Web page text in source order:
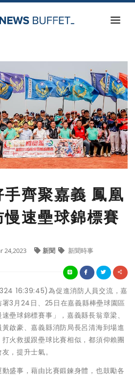
齊聚嘉義 鳳凰
速壘球錦標賽
24,2023 新聞 新聞時事
16:39:45)為促進消防人員交流，嘉
3月24日、25日在嘉義縣棒壘球園區
壘球錦標賽事」，嘉義縣長翁章梁、
啟豪、嘉義縣消防局長呂清海到場進
火救援跟壘球比賽相似，都須仰賴團
，提升士氣。
盛事，藉由比賽鍛鍊身體，也鼓勵各